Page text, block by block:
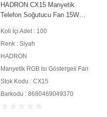
HADRON CX15 Manyetik
Telefon Soğutucu Fan 15W
Koli İçi Adet : 100
Renk : Siyah
HADRON
Manyetik RGB Isı Göstergeli Fan
Stok Kodu : CX15
Barkodu : 8680469049370